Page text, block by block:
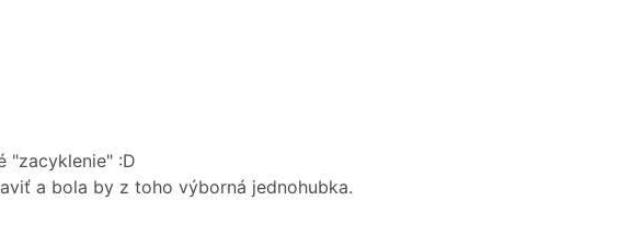
"zacyklenie" :D
a bola by z toho výborná jednohubka.